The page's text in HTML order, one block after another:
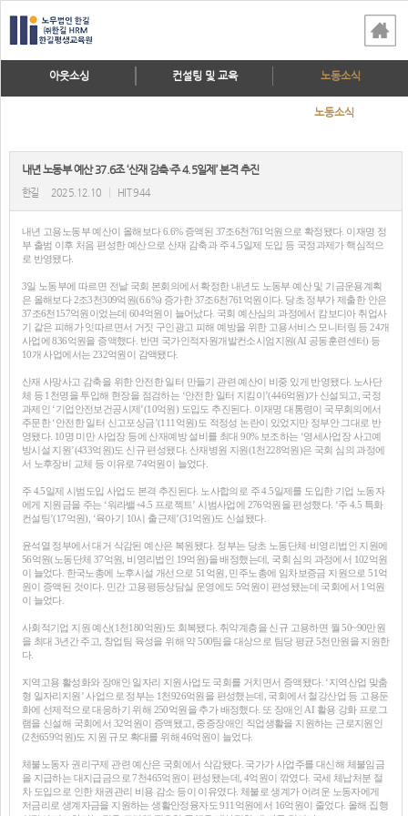
아웃소싱 컨설팅 및 교육 노동소식
노동소식
내년 노동부 예산 37.6조 ‘산재 감축·주 4.5일제’ 본격 추진
한길 2025.12.10 HIT 944
내년 고용노동부 예산이 올해보다 6.6% 증액된 37조6천761억원으로 확정됐다. 이재명 정
부 출범 이후 처음 편성한 예산으로 산재 감축과 주 4.5일제 도입 등 국정과제가 핵심적으
로 반영됐다.
3일 노동부에 따르면 전날 국회 본회의에서 확정한 내년도 노동부 예산 및 기금운용계획
은 올해보다 2조3천309억원(6.6%) 증가한 37조6천761억원이다. 당초 정부가 제출한 안은
37조6천157억원이었는데 604억원이 늘어났다. 국회 예산심의 과정에서 캄보디아 취업사
기 같은 피해가 잇따르면서 거짓 구인광고 피해 예방을 위한 고용서비스 모니터링 등 24개
사업에 836억원을 증액했다. 반면 국가인적자원개발컨소시엄지원(AI 공동훈련센터) 등
10개 사업에서는 232억원이 감액됐다.
산재 사망사고 감축을 위한 안전한 일터 만들기 관련 예산이 비중 있게 반영됐다. 노사단
체 등 1천명을 투입해 현장을 점검하는 ‘안전한 일터 지킴이’(446억원)가 신설되고, 국정
과제인 ‘기업안전보건공시제’(10억원) 도입도 추진된다. 이재명 대통령이 국무회의에서
주문한 ‘안전한 일터 신고포상금’(111억원)도 적정성 논란이 있었지만 정부안 그대로 반
영됐다. 10명 미만 사업장 등에 산재예방 설비를 최대 90% 보조하는 ‘영세사업장 사고예
방시설 지원’(433억원)도 신규 편성됐다. 산재병원 지원(1천228억원)은 국회 심의 과정에
서 노후장비 교체 등 이유로 74억원이 늘었다.
주 4.5일제 시범도입 사업도 본격 추진된다. 노사합의로 주 4.5일제를 도입한 기업 노동자
에게 지원금을 주는 ‘워라밸+4.5 프로젝트’ 시범사업에 276억원을 편성했다. ‘주 4.5 특화
컨설팅’(17억원), ‘육아기 10시 출근제’(31억원)도 신설됐다.
윤석열 정부에서 대거 삭감된 예산은 복원됐다. 정부는 당초 노동단체·비영리법인 지원에
56억원(노동단체 37억원, 비영리법인 19억원)을 배정했는데, 국회 심의 과정에서 102억원
이 늘었다. 한국노총에 노후시설 개선으로 51억원, 민주노총에 임차보증금 지원으로 51억
원이 증액된 것이다. 민간 고용평등상담실 운영에도 5억원이 편성됐는데 국회에서 1억원
이 늘었다.
사회적기업 지원 예산(1천180억원)도 회복됐다. 취약계층을 신규 고용하면 월 50~90만원
을 최대 3년간 주고, 창업팀 육성을 위해 약 500팀을 대상으로 팀당 평균 5천만원을 지원한
다.
지역고용 활성화와 장애인 일자리 지원사업도 국회를 거치면서 증액됐다. ‘지역산업 맞춤
형 일자리지원’ 사업으로 정부는 1천926억원을 편성했는데, 국회에서 철강산업 등 고용둔
화에 선제적으로 대응하기 위해 250억원을 추가 배정했다. 또 장애인 AI 활용 강화 프로그
램을 신설해 국회에서 32억원이 증액됐고, 중증장애인 직업생활을 지원하는 근로지원인
(2천659억원)도 지원 규모 확대를 위해 46억원이 늘었다.
체불노동자 권리구제 관련 예산은 국회에서 삭감됐다. 국가가 사업주를 대신해 체불임금
을 지급하는 대지급금으로 7천465억원이 편성됐는데, 4억원이 깎였다. 국세 체납처분 절
차 도입으로 인한 채권관리 비용 감소 등이 이유였다. 체불로 생계가 어려운 노동자에게
저금리로 생계자금을 지원하는 생활안정융자도 911억원에서 16억원이 줄었다. 올해 집행